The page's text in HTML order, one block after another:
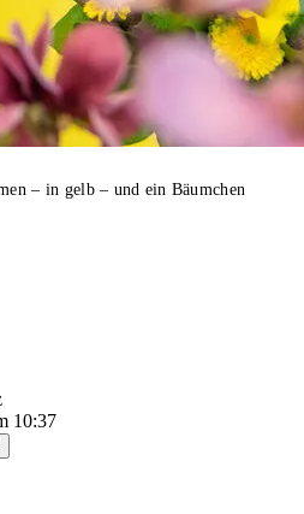
– in gelb – und ein Bäumchen
10:37